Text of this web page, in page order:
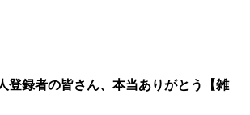
登録者の皆さん、本当ありがとう【雑